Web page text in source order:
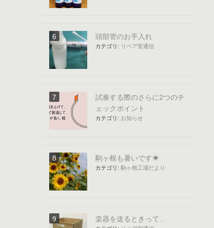
頭部管のお手入れ
カテゴリ: リペア室通信
試奏する際のさらに2つのチ
ェックポイント
カテゴリ: お知らせ
駒ヶ根も暑いです☀
カテゴリ: 駒ヶ根工場だより
楽器を送るときって…